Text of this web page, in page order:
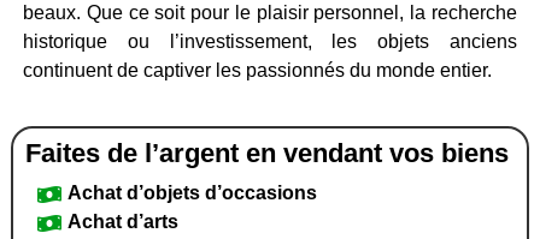
beaux. Que ce soit pour le plaisir personnel, la recherche
historique ou l’investissement, les objets anciens
continuent de captiver les passionnés du monde entier.
Faites de l’argent en vendant vos biens
Achat d’objets d’occasions
Achat d’arts